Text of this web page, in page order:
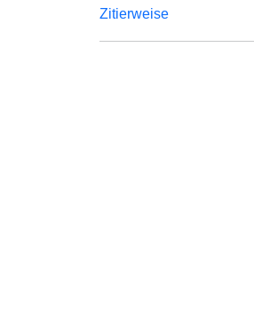
Zitierweise